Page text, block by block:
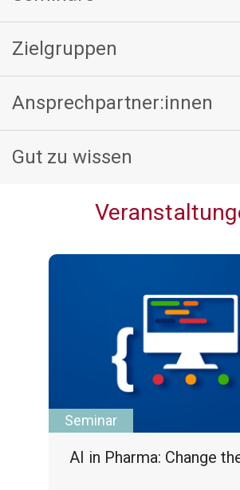
Zielgruppen
Ansprechpartner:innen
Gut zu wissen
Seminar
AI in Pharma: Change